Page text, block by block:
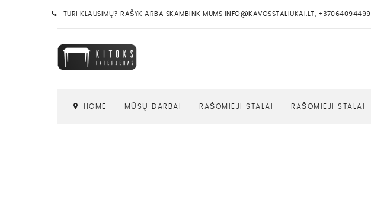
TURI KLAUSIMŲ? RAŠYK ARBA SKAMBINK MUMS INFO@KAVOSSTALIUKAI.LT, +37064094499
HOME MŪSŲ DARBAI RAŠOMIEJI STALAI RAŠOMIEJI STALAI